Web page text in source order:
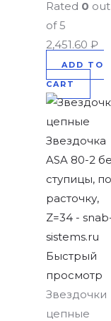
Rated 0 out
of 5
2,451.60 ₽
ADD TO
CART
Быстрый
просмотр
Звездочки
цепные